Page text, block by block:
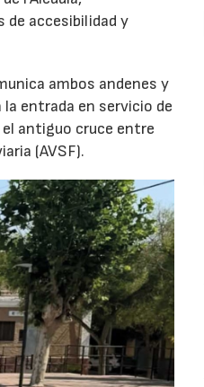
de accesibilidad y
ambos andenes y
entrada en servicio de
el antiguo cruce entre
(AVSF).